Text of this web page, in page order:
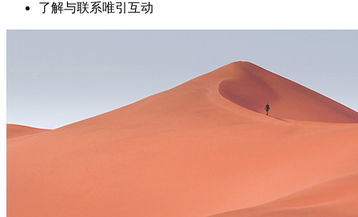
了解与联系唯引互动